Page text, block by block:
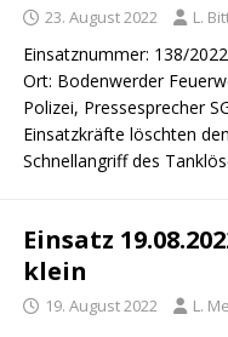
23. August 2022 L.
Einsatznummer: 138/
Ort: Bodenwerder
Polizei, Pressesprecher
Einsatzkräfte löschten
Schnellangriff des
Einsatz
klein
19. August 2022 L.